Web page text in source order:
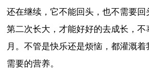
还在继续，它不能回头，也不需要
第二次长大，才能好好的去成长，不
月。不管是快乐还是烦恼，都灌溉
需要的营养。